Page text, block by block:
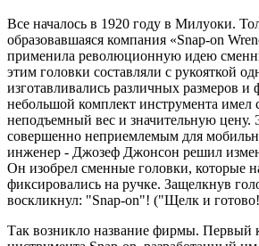
Все началось в 1920 году в Милуоки.
образовавшаяся компания «Snap-on
применила революционную идею
этим головки составляли с рукояткой
изготавливались различных размеров
небольшой комплект инструмента имел
неподъемный вес и значительную цену.
совершенно неприемлемым для
инженер - Джозеф Джонсон решил
Он изобрел сменные головки, которые
фиксировались на ручке. Защелкнув
воскликнул: "Snap-on"! ("Щелк и
Так возникло название фирмы. Первый